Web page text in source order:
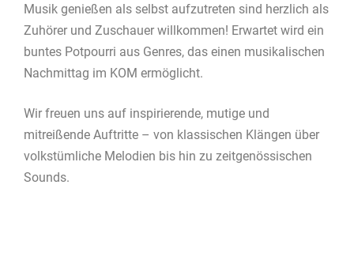
Musik genießen als selbst aufzutreten sind herzlich als
Zuhörer und Zuschauer willkommen! Erwartet wird ein
buntes Potpourri aus Genres, das einen musikalischen
Nachmittag im KOM ermöglicht.
Wir freuen uns auf inspirierende, mutige und
mitreißende Auftritte – von klassischen Klängen über
volkstümliche Melodien bis hin zu zeitgenössischen
Sounds.